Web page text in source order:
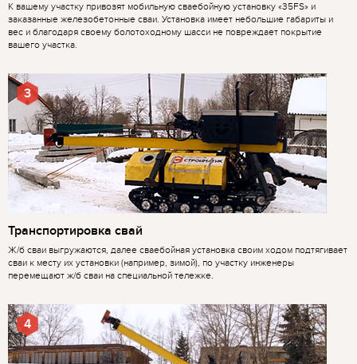
К вашему участку привозят мобильную сваебойную установку «35FS» и
заказанные железобетонные сваи. Установка имеет небольшие габариты и
вес и благодаря своему болотоходному шасси не повреждает покрытие
вашего участка.
3
Транспортировка свай
Ж/б сваи выгружаются, далее сваебойная установка своим ходом подтягивает
сваи к месту их установки (например, зимой), по участку инженеры
перемещают ж/б сваи на специальной тележке.
4